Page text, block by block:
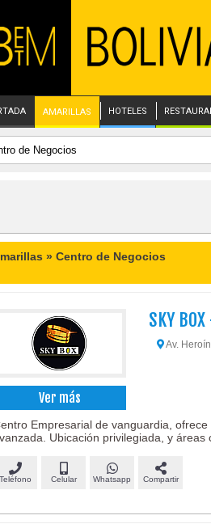
AMARILLAS HOTELES
» Centro de Negocios
Ver más
SKY
Av.
Empresarial de vanguardia,
Ubicación privilegiada, y áreas
Teléfono Celular Whatsapp Compartir